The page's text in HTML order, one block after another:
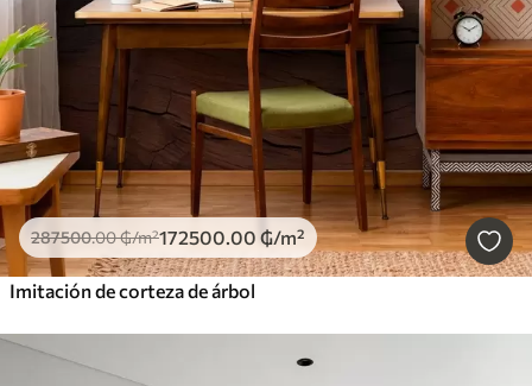
287500.00₲/m²172500.00 ₲/m²
Imitación de corteza de árbol